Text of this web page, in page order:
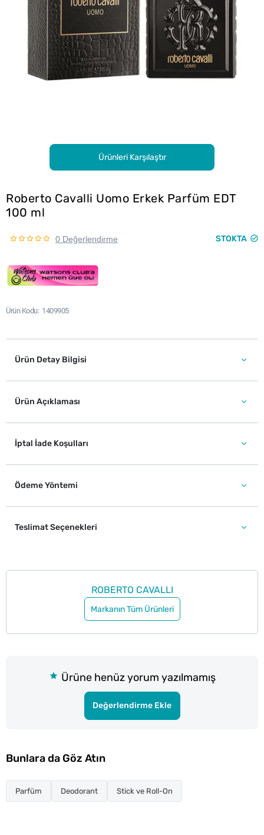
Ürünleri Karşılaştır
Roberto Cavalli Uomo Erkek Parfüm EDT
100 ml
0 Değerlendirme STOKTA
Ürün Kodu 1409905
Ürün Detay Bilgisi
Ürün Açıklaması
İptal İade Koşulları
Ödeme Yöntemi
Teslimat Seçenekleri
ROBERTO CAVALLI
Markanın Tüm Ürünleri
Ürüne henüz yorum yazılmamış
Değerlendirme Ekle
Bunlara da Göz Atın
Parfüm Deodorant Stick ve Roll-On